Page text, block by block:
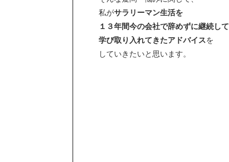
私がサラリーマン生活を
１３年間今の会社で辞めずに継続し
学び取り入れてきたアドバイスを
していきたいと思います。